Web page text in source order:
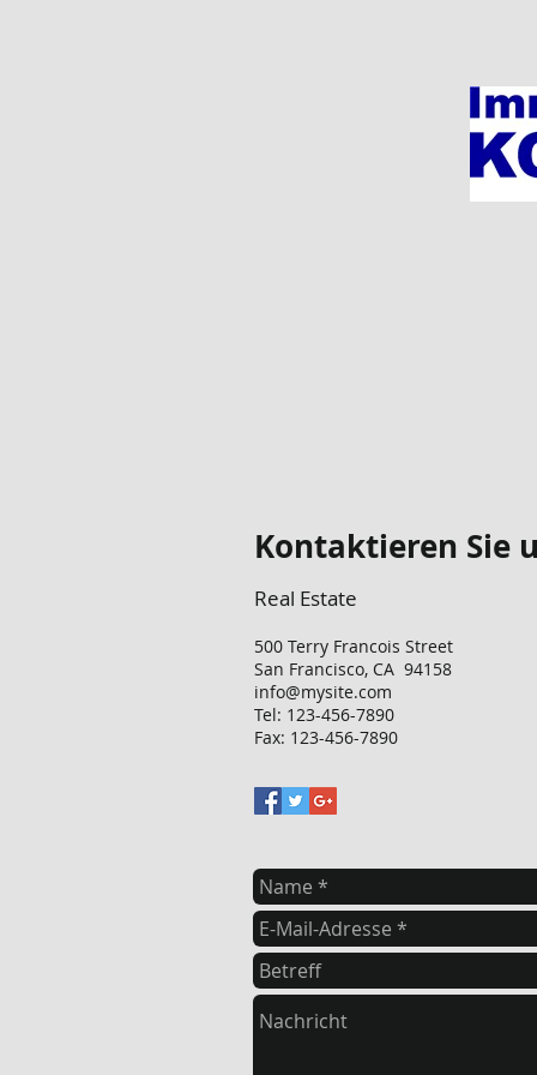
Kontaktieren Sie
Real Estate
500 Terry Francois Street
San Francisco, CA 94158
info@mysite.com
Tel: 123-456-7890
Fax: 123-456-7890